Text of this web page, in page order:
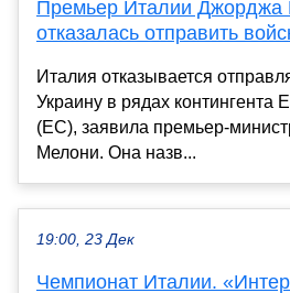
Премьер Италии Джорджа
отказалась отправить
Италия отказывается
Украину в рядах контингента
(ЕС), заявила премьер-
Мелони. Она назв...
19:00, 23 Дек
Чемпионат Италии.